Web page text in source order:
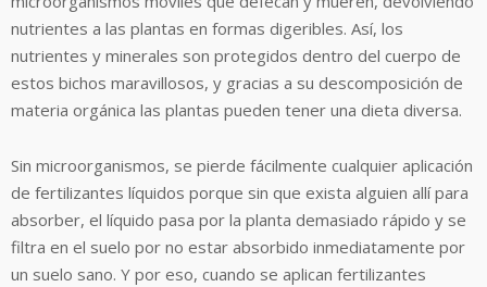
nutrientes a las plantas en formas digeribles. Así, los
nutrientes y minerales son protegidos dentro del cuerpo de
estos bichos maravillosos, y gracias a su descomposición de
materia orgánica las plantas pueden tener una dieta diversa.
Sin microorganismos, se pierde fácilmente cualquier aplicación
de fertilizantes líquidos porque sin que exista alguien allí para
absorber, el líquido pasa por la planta demasiado rápido y se
filtra en el suelo por no estar absorbido inmediatamente por
un suelo sano. Y por eso, cuando se aplican fertilizantes